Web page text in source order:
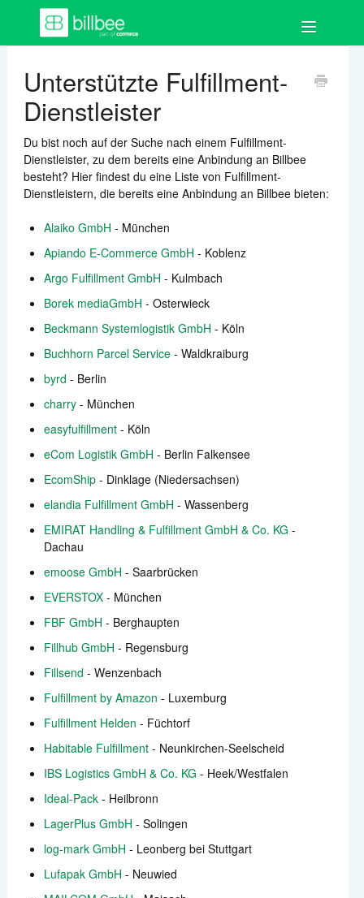
Toggle
Los geht's
Bestellungen
Auftragsdokumente
Artikel
Shops & Marktplätze
Buchhaltung
Berichte
Support kontaktieren
Unterstützte Fulfillment-
Dienstleister
Du bist noch auf der Suche nach einem Fulfillment-
Dienstleister, zu dem bereits eine Anbindung an Billbee
besteht? Hier findest du eine Liste von Fulfillment-
Dienstleistern, die bereits eine Anbindung an Billbee bieten:
Alaiko GmbH - München
Apiando E-Commerce GmbH - Koblenz
Argo Fulfillment GmbH - Kulmbach
Borek mediaGmbH - Osterwieck
Beckmann Systemlogistik GmbH - Köln
Buchhorn Parcel Service- Waldkraiburg
byrd - Berlin
charry - München
easyfulfillment- Köln
eCom Logistik GmbH - Berlin Falkensee
EcomShip- Dinklage (Niedersachsen)
elandia Fulfillment GmbH - Wassenberg
EMIRAT Handling & Fulfillment GmbH & Co. KG -
Dachau
emoose GmbH - Saarbrücken
EVERSTOX- München
FBF GmbH - Berghaupten
Fillhub GmbH - Regensburg
Fillsend - Wenzenbach
Fulfillment by Amazon - Luxemburg
Fulfillment Helden - Füchtorf
Habitable Fulfillment - Neunkirchen-Seelscheid
IBS Logistics GmbH & Co. KG - Heek/Westfalen
Ideal-Pack- Heilbronn
LagerPlus GmbH - Solingen
log-mark GmbH - Leonberg bei Stuttgart
Lufapak GmbH - Neuwied